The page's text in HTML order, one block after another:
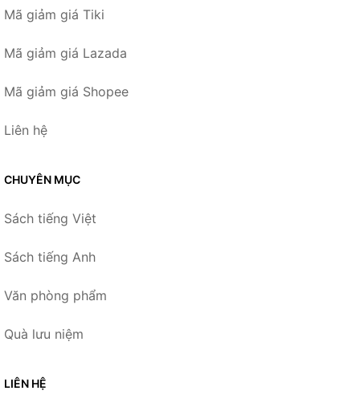
Mã giảm giá Tiki
Mã giảm giá Lazada
Mã giảm giá Shopee
Liên hệ
CHUYÊN MỤC
Sách tiếng Việt
Sách tiếng Anh
Văn phòng phẩm
Quà lưu niệm
LIÊN HỆ